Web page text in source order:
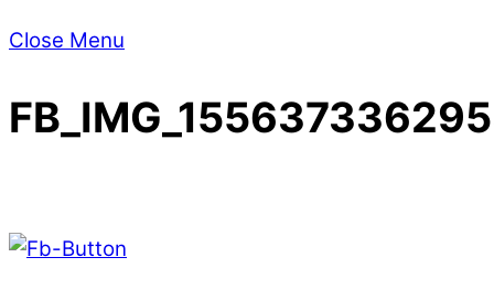
Close Menu